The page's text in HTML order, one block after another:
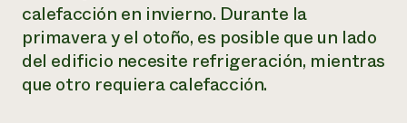
calefacción en invierno. Durante la
primavera y el otoño, es posible que un lado
del edificio necesite refrigeración, mientras
que otro requiera calefacción.